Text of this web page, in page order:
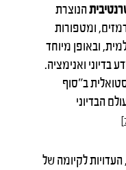
הנוצרת
ומטפורות
ובאופן מיוחד
בדיוני ואנימציה.
ב"סוף
הבדיוני
לקיומה של